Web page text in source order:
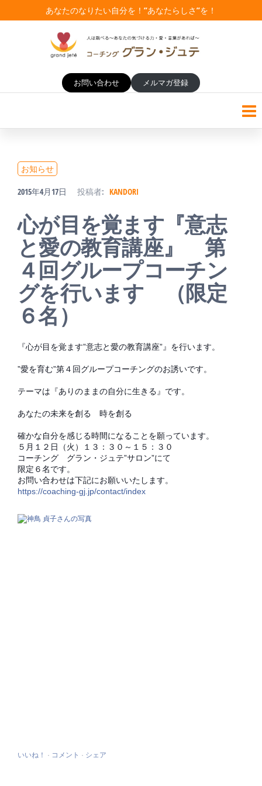
へ
あなたのなりたい自分を！”あなたらしさ”を！
コーチング・グランジュテ
【女性管理職のコーチング研
女性校長からプロコーチへ！
女性管理職の方々の悩みに寄
り添い、学校教育にコーチン
お問い合わせ メルマガ登録
お知らせ
2015年4月17日 投稿者: KANDORI
心が目を覚ます『意志
と愛の教育講座』 第
４回グループコーチン
グを行います （限定
６名）
『心が目を覚ます”意志と愛の教育講座”』を行います。
”愛を育む”第４回グループコーチングのお誘いです。
テーマは『ありのままの自分に生きる』です。
あなたの未来を創る 時を創る
確かな自分を感じる時間になることを願っています。
５月１２日（火）１３：３０～１５：３０
コーチング グラン・ジュテ”サロン”にて
限定６名です。
お問い合わせは下記にお願いいたします。
https://coaching-gj.jp/contact/index
いいね！ · コメント · シェア